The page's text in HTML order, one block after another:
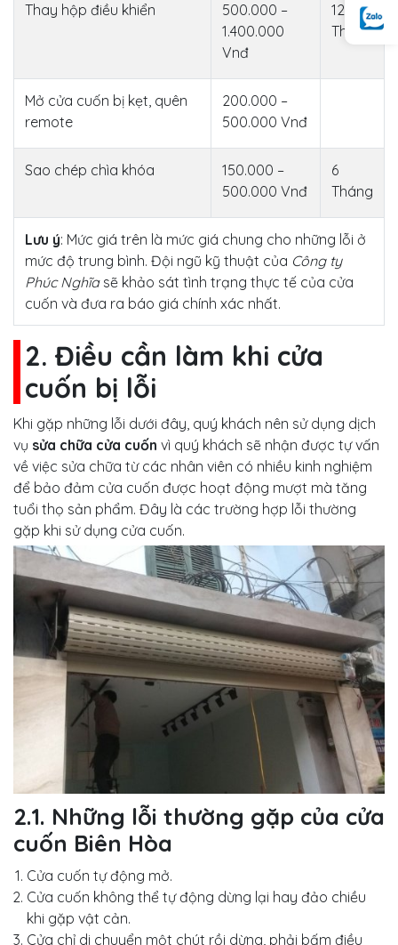
Thay hộp điều khiển
500.000 –
1.400.000
Vnđ
12
Tháng
Mở cửa cuốn bị kẹt, quên
remote
200.000 –
500.000 Vnđ
Sao chép chìa khóa
150.000 –
500.000 Vnđ
6
Tháng
Lưu ý: Mức giá trên là mức giá chung cho những lỗi ở
mức độ trung bình. Đội ngũ kỹ thuật của Công ty
Phúc Nghĩasẽ khảo sát tình trạng thực tế của cửa
cuốn và đưa ra báo giá chính xác nhất.
2. Điều cần làm khi cửa
cuốn bị lỗi
Khi gặp những lỗi dưới đây, quý khách nên sử dụng dịch
vụ sửa chữa cửa cuốn vì quý khách sẽ nhận được tự vấn
về việc sửa chữa từ các nhân viên có nhiều kinh nghiệm
để bảo đảm cửa cuốn được hoạt động mượt mà tăng
tuổi thọ sản phẩm. Đây là các trường hợp lỗi thường
gặp khi sử dụng cửa cuốn.
2.1. Những lỗi thường gặp của cửa
cuốn Biên Hòa
Cửa cuốn tự động mở.
Cửa cuốn không thể tự động dừng lại hay đảo chiều
khi gặp vật cản.
Cửa chỉ di chuyển một chút rồi dừng, phải bấm điều